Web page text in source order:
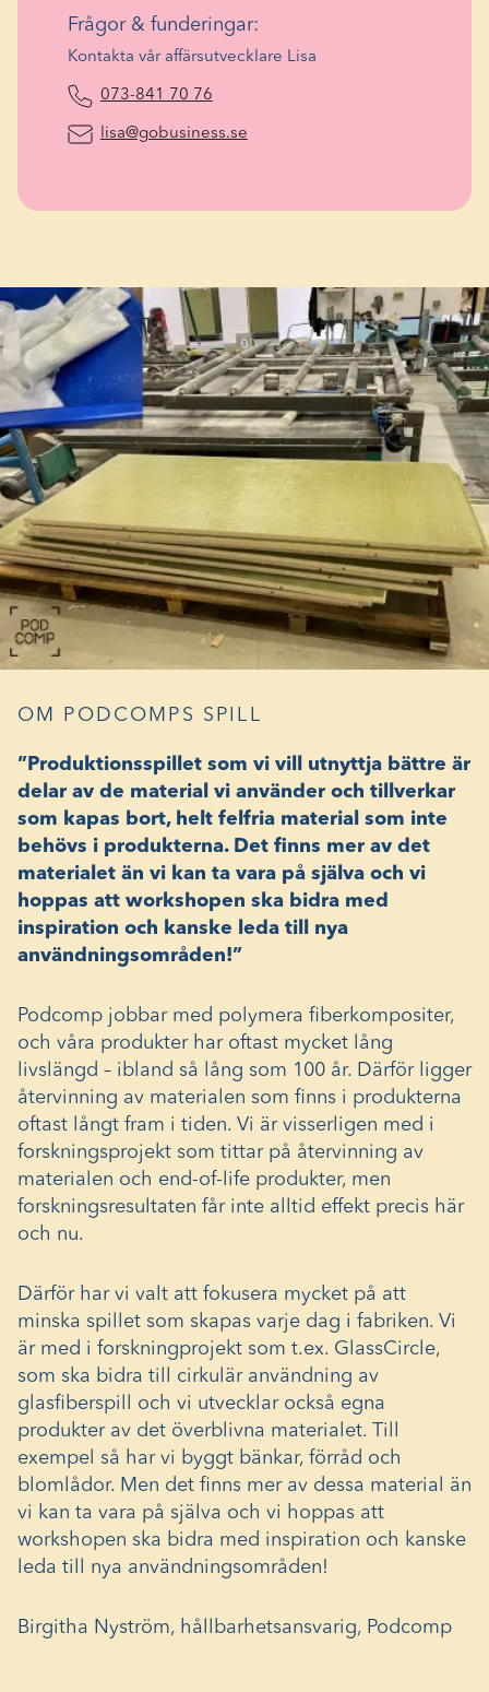
Frågor & funderingar:
Kontakta vår affärsutvecklare Lisa
073-841 70 76(Opens in a new window)
lisa@gobusiness.se(Opens in a new window)
OM PODCOMPS SPILL
”Produktionsspillet som vi vill utnyttja bättre är
delar av de material vi använder och tillverkar
som kapas bort, helt felfria material som inte
behövs i produkterna. Det finns mer av det
materialet än vi kan ta vara på själva och vi
hoppas att workshopen ska bidra med
inspiration och kanske leda till nya
användningsområden!”
Podcomp jobbar med polymera fiberkompositer,
och våra produkter har oftast mycket lång
livslängd – ibland så lång som 100 år. Därför ligger
återvinning av materialen som finns i produkterna
oftast långt fram i tiden. Vi är visserligen med i
forskningsprojekt som tittar på återvinning av
materialen och end-of-life produkter, men
forskningsresultaten får inte alltid effekt precis här
och nu.
Därför har vi valt att fokusera mycket på att
minska spillet som skapas varje dag i fabriken. Vi
är med i forskningprojekt som t.ex. GlassCircle,
som ska bidra till cirkulär användning av
glasfiberspill och vi utvecklar också egna
produkter av det överblivna materialet. Till
exempel så har vi byggt bänkar, förråd och
blomlådor. Men det finns mer av dessa material än
vi kan ta vara på själva och vi hoppas att
workshopen ska bidra med inspiration och kanske
leda till nya användningsområden!
Birgitha Nyström, hållbarhetsansvarig, Podcomp